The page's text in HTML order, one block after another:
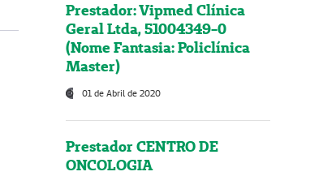
Prestador: Vipmed Clínica
Geral Ltda, 51004349-0
(Nome Fantasia: Policlínica
Master)
01 de Abril de 2020
Prestador CENTRO DE
ONCOLOGIA